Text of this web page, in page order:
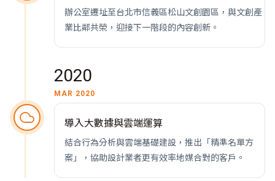
辦公室遷址至台北市信義區松山文創園區，與文創產
業比鄰共榮，迎接下一階段的內容創新。
2020
MAR 2020
導入大數據與雲端運算
結合行為分析與雲端基礎建設，推出「精準名單方
案」，協助設計業者更有效率地媒合對的客戶。